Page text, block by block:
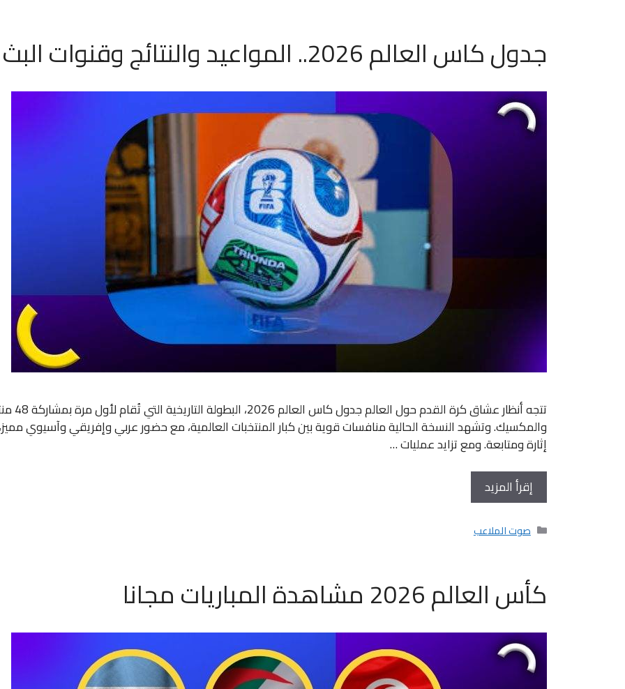
جدول كاس العالم 2026.. المواعيد والنتائج وقنوات البث الناقلة
تتجه
والمكسيك. وتشهد النسخة الحالية منافسات قوية بين كبار المنتخبات العالمية، مع حضور عربي وإفريقي وآسيوي
إثارة ومتابعة. ومع تزايد عمليات …
إقرأ المزيد
التصنيفات
صوت الملاعب
كأس العالم 2026 مشاهدة المباريات مجانا